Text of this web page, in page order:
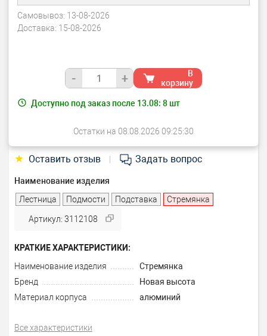
Самовывоз: 13-08-2026
Доставка: 15-08-2026
- +
В
корзину
Доступно под заказ после 13.08: 8шт
Остатки на 08.08.2026 09:25:30
★ Оставить отзыв Задать вопрос
Наименование изделия
Лестница
Подмости Подставка Стремянка
Артикул: 3112108
КРАТКИЕ ХАРАКТЕРИСТИКИ:
Наименование изделия
Стремянка
Бренд
Новая высота
Материал корпуса
алюминий
Все характеристики